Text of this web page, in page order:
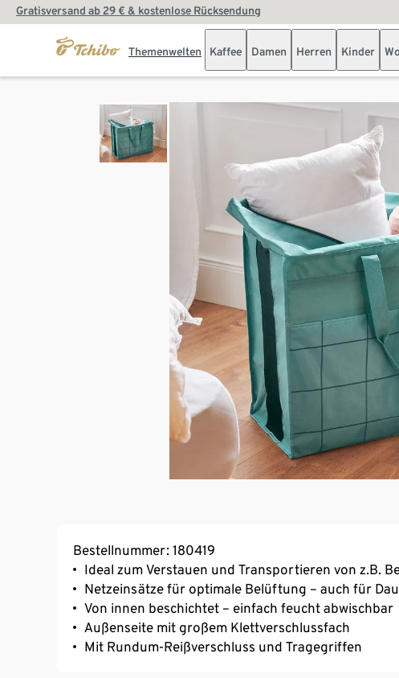
Gratisversand ab 29 € & kostenlose Rücksendung
Themenwelten Kaffee Damen Herren Kinder
Bestellnummer: 180419
Ideal zum Verstauen und Transportieren von z.B.
Netzeinsätze für optimale Belüftung – auch für
Von innen beschichtet – einfach feucht abwischbar
Außenseite mit großem Klettverschlussfach
Mit Rundum-Reißverschluss und Tragegriffen